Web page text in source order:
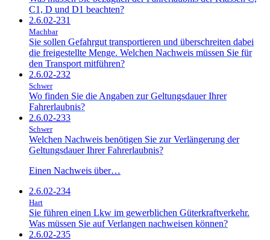
C1, D und D1 beachten?
2.6.02-231
Machbar
Sie sollen Gefahrgut transportieren und überschreiten dabei
die freigestellte Menge. Welchen Nachweis müssen Sie für
den Transport mitführen?
2.6.02-232
Schwer
Wo finden Sie die Angaben zur Geltungsdauer Ihrer
Fahrerlaubnis?
2.6.02-233
Schwer
Welchen Nachweis benötigen Sie zur Verlängerung der
Geltungsdauer Ihrer Fahrerlaubnis?
Einen Nachweis über…
2.6.02-234
Hart
Sie führen einen Lkw im gewerblichen Güterkraftverkehr.
Was müssen Sie auf Verlangen nachweisen können?
2.6.02-235